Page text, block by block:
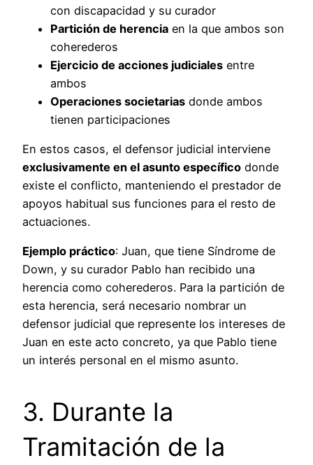
con discapacidad y su curador
Partición de herencia en la que ambos son
coherederos
Ejercicio de acciones judiciales entre
ambos
Operaciones societarias donde ambos
tienen participaciones
En estos casos, el defensor judicial interviene
exclusivamente en el asunto específico donde
existe el conflicto, manteniendo el prestador de
apoyos habitual sus funciones para el resto de
actuaciones.
Ejemplo práctico: Juan, que tiene Síndrome de
Down, y su curador Pablo han recibido una
herencia como coherederos. Para la partición de
esta herencia, será necesario nombrar un
defensor judicial que represente los intereses de
Juan en este acto concreto, ya que Pablo tiene
un interés personal en el mismo asunto.
3. Durante la
Tramitación de la